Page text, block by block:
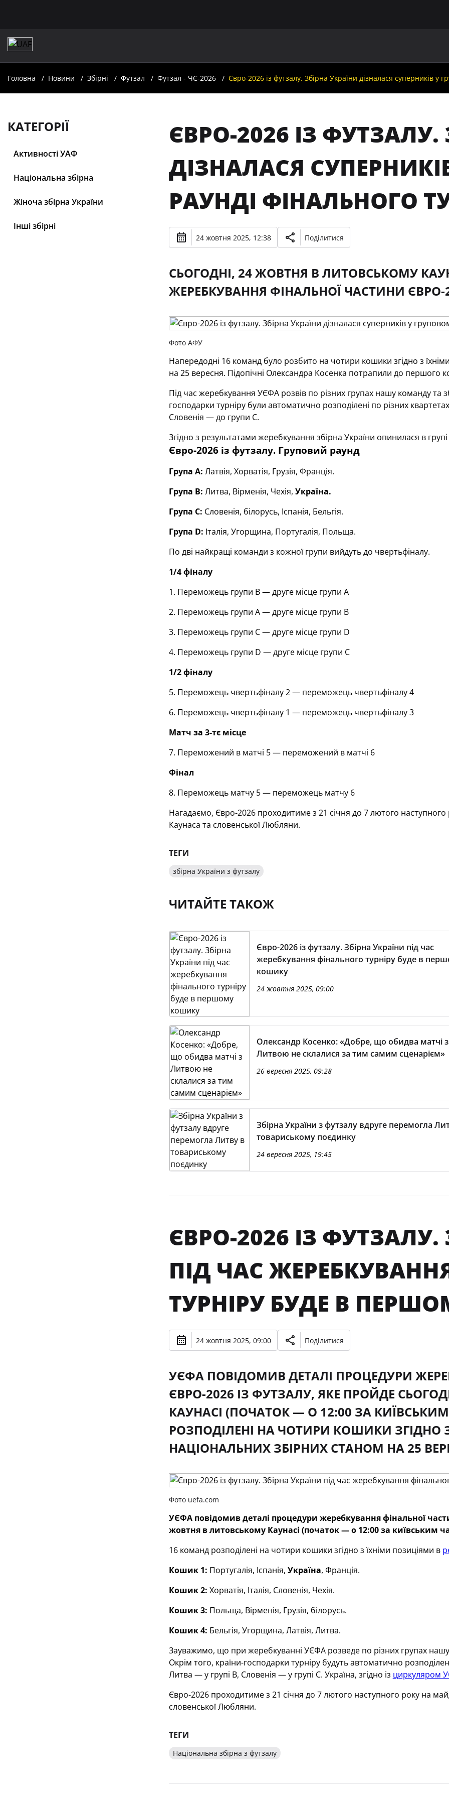
Головна Новини Збірні Футзал Футзал - ЧЄ-2026 Євро-2026 із футзалу. Збірна України дізналася суперників у
КАТЕГОРІЇ
Активності УАФ
Національна збірна
Жіноча збірна України
Інші збірні
ЄВРО-2026 ІЗ
ДІЗНАЛАСЯ
РАУНДІ ФІНАЛЬНОГО
24 жовтня 2025, 12:38 Поділитися
СЬОГОДНІ, 24 ЖОВТНЯ В ЛИТОВСЬКОМУ
ЖЕРЕБКУВАННЯ ФІНАЛЬНОЇ ЧАСТИНИ ЄВРО-
Фото АФУ
Напередодні 16 команд було розбито на чотири кошики згідно з
на 25 вересня. Підопічні Олександра Косенка потрапили до
Під час жеребкування УЄФА розвів по різних групах нашу команду та
господарки турніру були автоматично розподілені по різних
Словенія — до групи С.
Згідно з результатами жеребкування збірна України опинилася в
Євро-2026 із футзалу. Груповий раунд
Група А: Латвія, Хорватія, Грузія, Франція.
Група В: Литва, Вірменія, Чехія, Україна.
Група С: Словенія, білорусь, Іспанія, Бельгія.
Група D: Італія, Угорщина, Португалія, Польща.
По дві найкращі команди з кожної групи вийдуть до чвертьфіналу.
1/4 фіналу
1. Переможець групи B — друге місце групи A
2. Переможець групи A — друге місце групи B
3. Переможець групи C — друге місце групи D
4. Переможець групи D — друге місце групи C
1/2 фіналу
5. Переможець чвертьфіналу 2—переможець чвертьфіналу 4
6. Переможець чвертьфіналу 1 —переможець чвертьфіналу 3
Матч за 3-тє місце
7. Переможений в матчі 5—переможений в матчі 6
Фінал
8. Переможець матчу 5—переможець матчу 6
Нагадаємо, Євро-2026 проходитиме з 21 січня до 7 лютого наступного
Каунаса та словенської Любляни.
ТЕГИ
збірна України з футзалу
ЧИТАЙТЕ ТАКОЖ
Євро-2026 із футзалу. Збірна України під час
жеребкування фінального турніру буде в
кошику
24 жовтня 2025, 09:00
Олександр Косенко: «Добре, що обидва матчі з
Литвою не склалися за тим самим сценарієм»
26 вересня 2025, 09:28
Збірна України з футзалу вдруге перемогла
товариському поєдинку
24 вересня 2025, 19:45
ЄВРО-2026 ІЗ
ПІД ЧАС
ТУРНІРУ БУДЕ В
24 жовтня 2025, 09:00 Поділитися
УЄФА ПОВІДОМИВ ДЕТАЛІ ПРОЦЕДУРИ
ЄВРО-2026 ІЗ ФУТЗАЛУ, ЯКЕ ПРОЙДЕ
КАУНАСІ (ПОЧАТОК — О 12:00 ЗА
РОЗПОДІЛЕНІ НА ЧОТИРИ КОШИКИ ЗГІДНО
НАЦІОНАЛЬНИХ ЗБІРНИХ СТАНОМ НА 25
Фото uefa.com
УЄФА повідомив деталі процедури жеребкування фінальної
жовтня в литовському Каунасі (початок — о 12:00 за київським
16 команд розподілені на чотири кошики згідно з їхніми позиціями в
Кошик 1: Португалія, Іспанія, Україна, Франція.
Кошик 2: Хорватія, Італія, Словенія, Чехія.
Кошик 3: Польща, Вірменія, Грузія, білорусь.
Кошик 4: Бельгія, Угорщина, Латвія, Литва.
Зауважимо, що при жеребкуванні УЄФА розведе по різних групах нашу
Окрім того, країни-господарки турніру будуть автоматично
Литва — у групі B, Словенія — у групі С. Україна, згідно із циркуляром
Євро-2026 проходитиме з 21 січня до 7 лютого наступного року на
словенської Любляни.
ТЕГИ
Національна збірна з футзалу